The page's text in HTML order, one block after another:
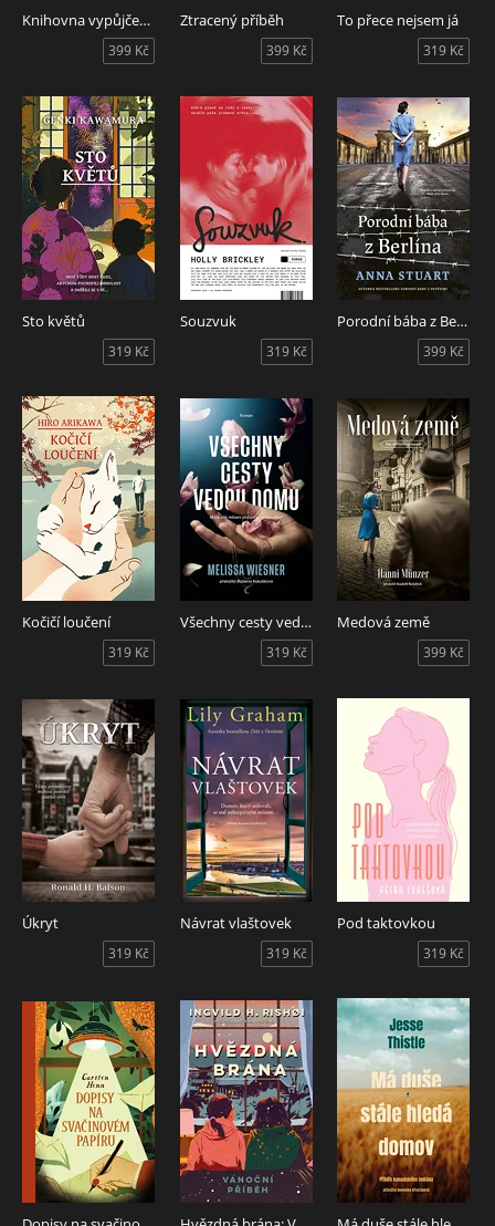
Knihovna vypůjčených srdcí
399 Kč
Ztracený příběh
399 Kč
To přece nejsem já
319 Kč
Sto květů
319 Kč
Souzvuk
319 Kč
Porodní bába z Berlína
399 Kč
Kočičí loučení
319 Kč
Všechny cesty vedou domů
319 Kč
Medová země
399 Kč
Úkryt
319 Kč
Návrat vlaštovek
319 Kč
Pod taktovkou
319 Kč